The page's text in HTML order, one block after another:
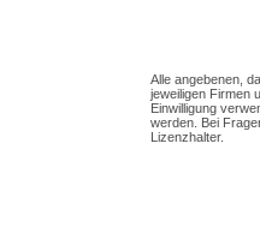
Alle angebenen,
jeweiligen Firmen
Einwilligung
werden. Bei
Lizenzhalter.